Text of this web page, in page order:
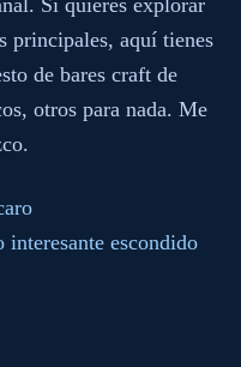
principales, aquí tienes
de bares craft de
otros para nada. Me
escondido